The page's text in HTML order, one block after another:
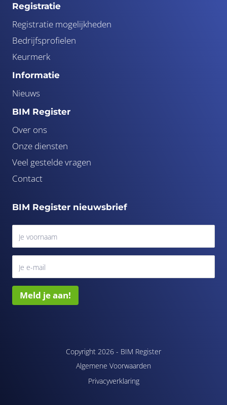
Registratie
Registratie mogelijkheden
Bedrijfsprofielen
Keurmerk
Informatie
Nieuws
BIM Register
Over ons
Onze diensten
Veel gestelde vragen
Contact
BIM Register nieuwsbrief
Meld je aan!
Copyright 2026 - BIM Register
Algemene Voorwaarden
Privacyverklaring